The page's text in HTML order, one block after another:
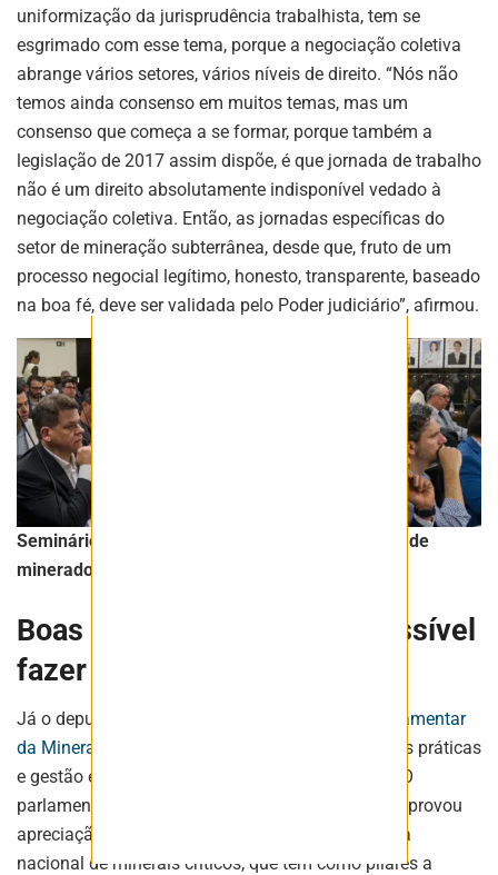
uniformização da jurisprudência trabalhista, tem se
esgrimado com esse tema, porque a negociação coletiva
abrange vários setores, vários níveis de direito. “Nós não
temos ainda consenso em muitos temas, mas um
consenso que começa a se formar, porque também a
legislação de 2017 assim dispõe, é que jornada de trabalho
não é um direito absolutamente indisponível vedado à
negociação coletiva. Então, as jornadas específicas do
setor de mineração subterrânea, desde que, fruto de um
processo negocial legítimo, honesto, transparente, baseado
na boa fé, deve ser validada pelo Poder judiciário”, afirmou.
Seminário reuniu especialistas e representantes de
mineradoras com operação subterrâneas.
Boas práticas e gestão: é possível
fazer mineração sustentável
Já o deputado Zé Silva, presidente da Frente
Parlamentar
da Mineração Sustentável
destacou que com boas práticas
e gestão é possível fazer mineração sustentável. O
parlamentar citou que a Câmara dos Deputados aprovou
apreciação em regime de urgência de uma política
nacional de minerais críticos, que tem como pilares a